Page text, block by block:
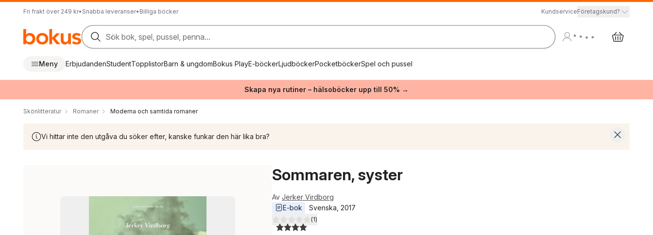
Fri frakt över 249 kr• Snabba leveranser• Billiga böcker KundserviceFöretagskund?
Sök bok, spel, pussel, penna...
Meny ErbjudandenStudentTopplistorBarn & ungdomBokus PlayE-böckerLjudböckerPocketböckerSpel och pussel
Skapa nya rutiner – hälsoböcker upp till 50% →
Skönlitteratur Romaner Moderna och samtida romaner
Vi hittar inte den utgåva du söker efter, kanske funkar den här lika bra?
Sommaren, syster
Av Jerker Virdborg
E-bok
Svenska 2017
4,0utav 5 stjärnor. Totalt antal röster:
(1)